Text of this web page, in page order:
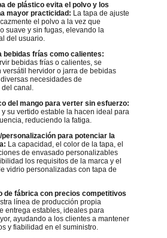
de plástico evita el polvo y los
mayor practicidad: La tapa de ajuste
el polvo a la vez que
suave y sin fugas, elevando la
del usuario.
bebidas frías como calientes:
bebidas frías o calientes, se
versátil hervidor o jarra de bebidas
necesidades de
canal.
del mango para verter sin esfuerzo:
su vertido estable la hacen ideal para
reduciendo la fatiga.
personalización para potenciar la
La capacidad, el color de la tapa, el
de envasado personalizables
los requisitos de la marca y el
vidrio personalizadas con tapa de
de fábrica con precios competitivos
línea de producción propia
entrega estables, ideales para
ayudando a los clientes a mantener
y fiabilidad en el suministro.